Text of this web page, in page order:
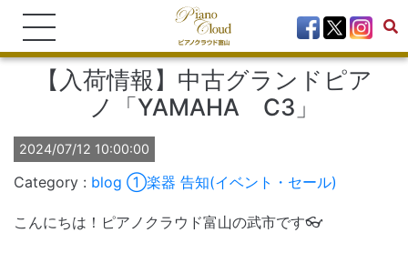
【入荷情報】中古グランドピア
ノ「YAMAHA C3」
2024/07/12 10:00:00
blog ①楽器 告知(イベント・セール)
こんにちは！ピアノクラウド富山の武市です👓